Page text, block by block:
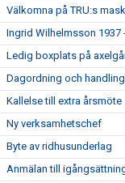
Välkomna på TRU:s
Ingrid Wilhelmsson 1937
Ledig boxplats på
Dagordning och
Kallelse till extra årsmöte
Ny verksamhetschef
Byte av ridhusunderlag
Anmälan till